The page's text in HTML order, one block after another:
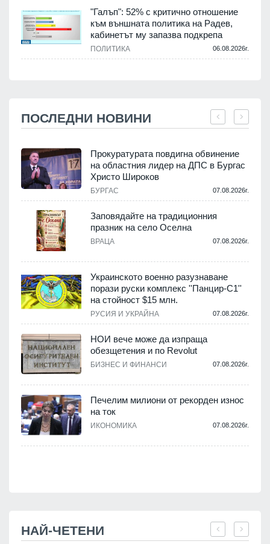
"Галъп": 52% с критично отношение
към външната политика на Радев,
кабинетът му запазва подкрепа
ПОЛИТИКА 06.08.2026г.
ПОСЛЕДНИ НОВИНИ
Прокуратурата повдигна обвинение
на областния лидер на ДПС в Бургас
Христо Широков
БУРГАС 07.08.2026г.
Заповядайте на традиционния
празник на село Оселна
ВРАЦА 07.08.2026г.
Украинското военно разузнаване
порази руски комплекс ''Панцир-С1''
на стойност $15 млн.
РУСИЯ И УКРАЙНА 07.08.2026г.
НОИ вече може да изпраща
обезщетения и по Revolut
БИЗНЕС И ФИНАНСИ 07.08.2026г.
Печелим милиони от рекорден износ
на ток
ИКОНОМИКА 07.08.2026г.
НАЙ-ЧЕТЕНИ